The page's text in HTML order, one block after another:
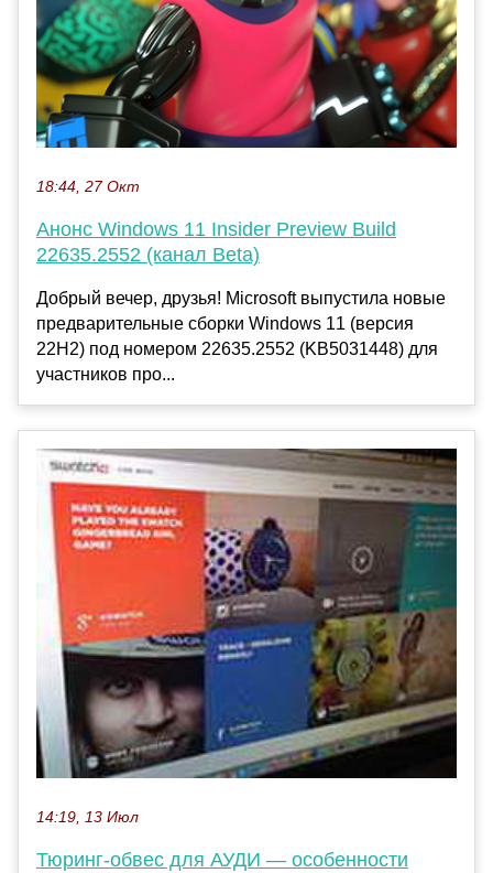
18:44, 27 Окт
Анонс Windows 11 Insider Preview Build
22635.2552 (канал Beta)
Добрый вечер, друзья! Microsoft выпустила новые
предварительные сборки Windows 11 (версия
22H2) под номером 22635.2552 (KB5031448) для
участников про...
14:19, 13 Июл
Тюринг-обвес для АУДИ — особенности